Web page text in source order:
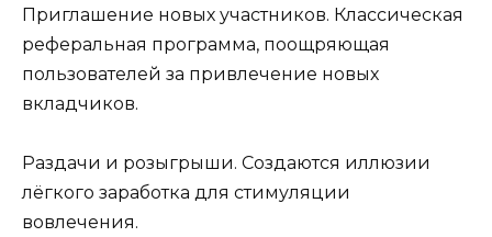
Приглашение новых участников. Классическая
реферальная программа, поощряющая
пользователей за привлечение новых
вкладчиков.
Раздачи и розыгрыши. Создаются иллюзии
лёгкого заработка для стимуляции
вовлечения.